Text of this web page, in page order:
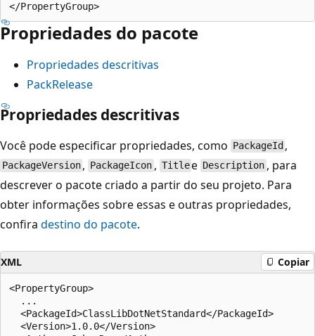
Propriedades do pacote
Propriedades descritivas
PackRelease
Propriedades descritivas
Você pode especificar propriedades, como PackageId ,
PackageVersion , PackageIcon , Titlee Description , para
descrever o pacote criado a partir do seu projeto. Para
obter informações sobre essas e outras propriedades,
confira destino do pacote.
XML Copiar
<PropertyGroup>
  ...
  <PackageId>ClassLibDotNetStandard</PackageId>
  <Version>1.0.0</Version>